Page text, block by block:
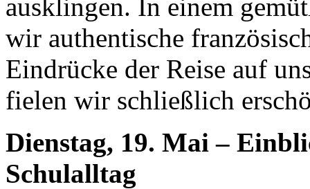
ausklingen. In einem
wir authentische
Eindrücke der Reise auf
fielen wir schließlich
Dienstag, 19. Mai –
Schulalltag